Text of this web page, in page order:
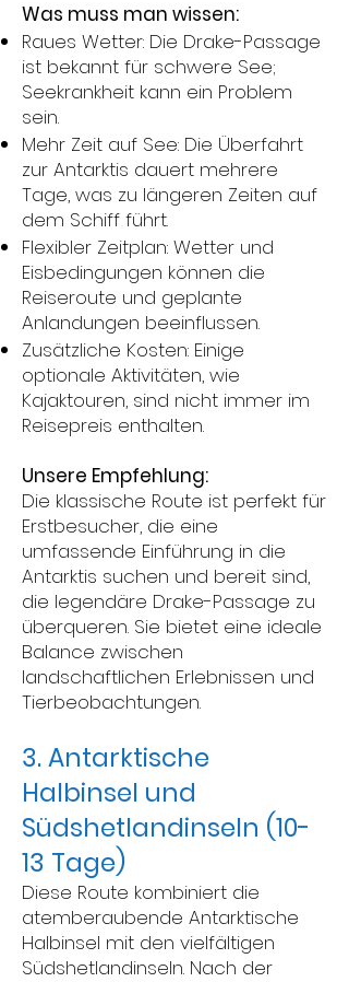
Was muss man wissen:
Raues Wetter: Die Drake-Passage
ist bekannt für schwere See;
Seekrankheit kann ein Problem
sein.
Mehr Zeit auf See: Die Überfahrt
zur Antarktis dauert mehrere
Tage, was zu längeren Zeiten auf
dem Schiff führt.
Flexibler Zeitplan: Wetter und
Eisbedingungen können die
Reiseroute und geplante
Anlandungen beeinflussen.
Zusätzliche Kosten: Einige
optionale Aktivitäten, wie
Kajaktouren, sind nicht immer im
Reisepreis enthalten.
Unsere Empfehlung:
Die klassische Route ist perfekt für
Erstbesucher, die eine
umfassende Einführung in die
Antarktis suchen und bereit sind,
die legendäre Drake-Passage zu
überqueren. Sie bietet eine ideale
Balance zwischen
landschaftlichen Erlebnissen und
Tierbeobachtungen.
3. Antarktische
Halbinsel und
Südshetlandinseln (10-
13 Tage)
Diese Route kombiniert die
atemberaubende Antarktische
Halbinsel mit den vielfältigen
Südshetlandinseln. Nach der